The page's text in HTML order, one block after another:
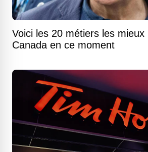
Voici les 20 métiers les mieux
Canada en ce moment